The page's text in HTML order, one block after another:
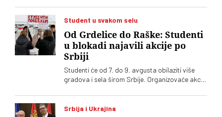
Student u svakom selu
Od Grdelice do Raške: Studenti
u blokadi najavili akcije po
Srbiji
Studenti će od 7. do 9. avgusta obilaziti više
gradova i sela širom Srbije. Organizovaće akcije
Srbija i Ukrajina